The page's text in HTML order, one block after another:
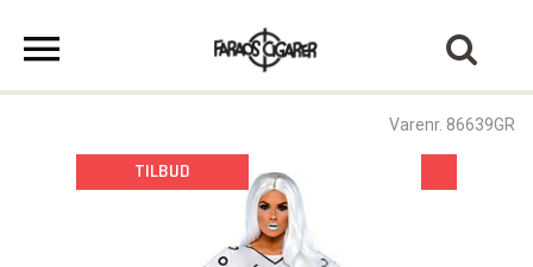
Varenr. 86639GR
TILBUD